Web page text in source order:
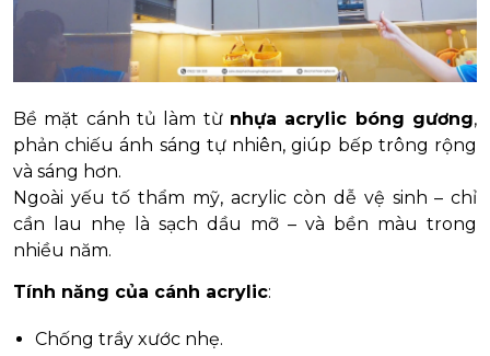
Bề mặt cánh tủ làm từ nhựa acrylic bóng gương,
phản chiếu ánh sáng tự nhiên, giúp bếp trông rộng
và sáng hơn.
Ngoài yếu tố thẩm mỹ, acrylic còn dễ vệ sinh – chỉ
cần lau nhẹ là sạch dầu mỡ – và bền màu trong
nhiều năm.
Tính năng của cánh acrylic:
Chống trầy xước nhẹ.